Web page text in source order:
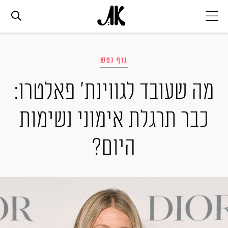
אופנה
ביוטי
סלבס
ערוצים נוספים
המגזין
גוף נפש
מה שעובד לגווינת' פאלטרו:
כבר תרגלת אימוני נשימות
היום?